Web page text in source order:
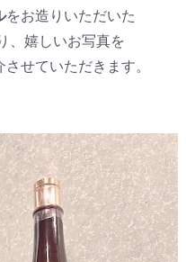
をお造りいただいた
、嬉しいお写真を
せていただきます。